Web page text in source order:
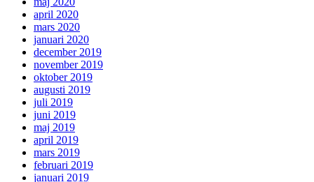
april 2020
mars 2020
januari 2020
december 2019
november 2019
oktober 2019
augusti 2019
juli 2019
juni 2019
maj 2019
april 2019
mars 2019
februari 2019
januari 2019